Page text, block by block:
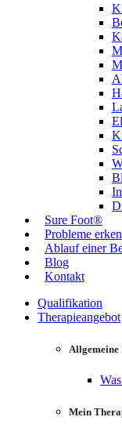
Sure Foot®
Probleme
Ablauf einer
Blog
Kontakt
Qualifikation
Therapieangebot
Mein